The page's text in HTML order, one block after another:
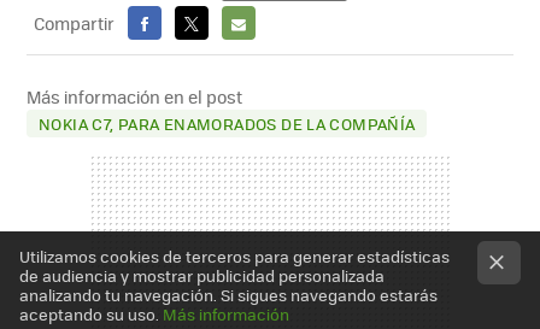
Compartir
FACEBOOK
X
E-
MAIL
Más información en el post
NOKIA C7, PARA ENAMORADOS DE LA COMPAÑÍA
Utilizamos cookies de terceros para generar estadísticas
de audiencia y mostrar publicidad personalizada
analizando tu navegación. Si sigues navegando estarás
aceptando su uso. Más información